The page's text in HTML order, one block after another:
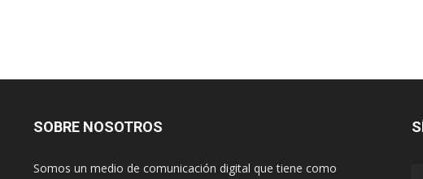
SOBRE NOSOTROS
Somos un medio de comunicación digital que tiene como